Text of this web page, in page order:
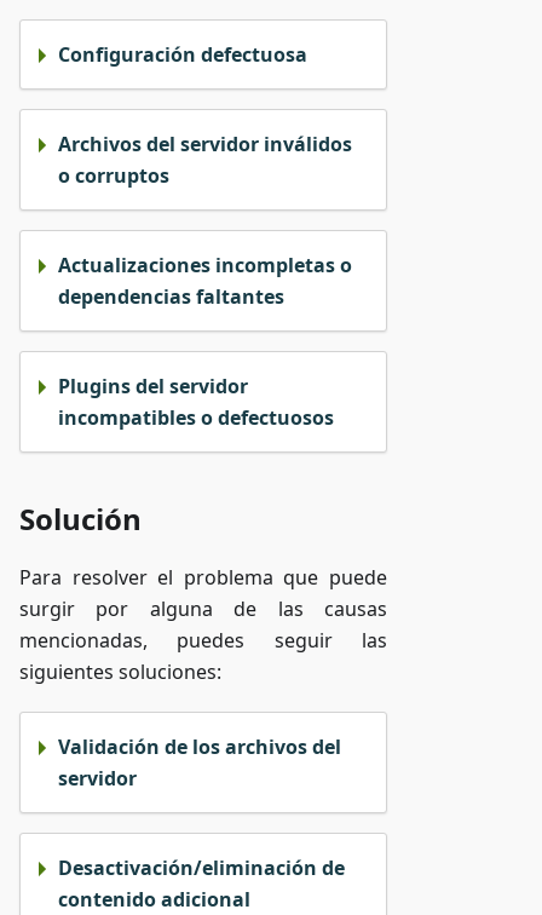
Configuración defectuosa
Archivos del servidor inválidos
o corruptos
Actualizaciones incompletas o
dependencias faltantes
Plugins del servidor
incompatibles o defectuosos
Solución
Para resolver el problema que puede
surgir por alguna de las causas
mencionadas, puedes seguir las
siguientes soluciones:
Validación de los archivos del
servidor
Desactivación/eliminación de
contenido adicional